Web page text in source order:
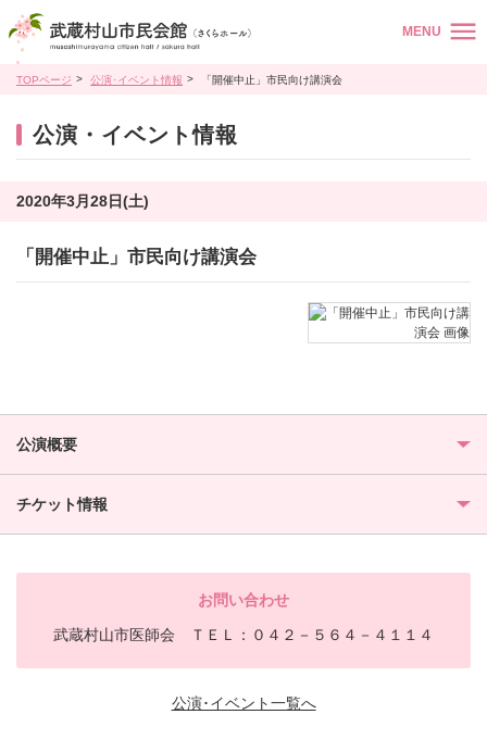
MENU
TOPページ 公演･イベント情報 「開催中止」市民向け講演会
公演・イベント情報
2020年3月28日(土)
「開催中止」市民向け講演会
公演概要
チケット情報
お問い合わせ
武蔵村山市医師会 ＴＥＬ：０４２－５６４－４１１４
公演･イベント一覧へ